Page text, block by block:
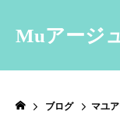
Muアージ
ブログ マユア